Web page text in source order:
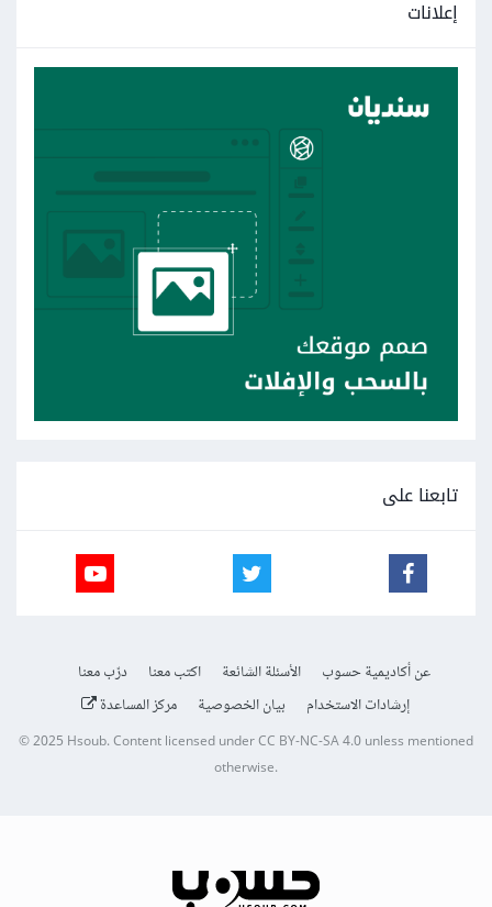
إعلانات
تابعنا على
عن أكاديمية حسوب الأسئلة الشائعة اكتب معنا
درّب معنا
إرشادات الاستخدام
بيان الخصوصية مركز المساعدة
© 2025Hsoub.Content licensed underCC BY-NC-SA 4.0unless mentioned
otherwise.